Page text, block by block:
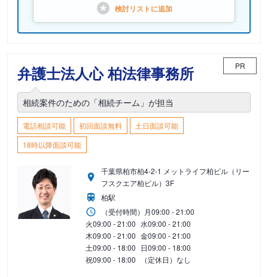
検討リストに追加
弁護士法人心 柏法律事務所 PR
相続案件のための「相続チーム」が担当
電話相談可能 初回面談無料
土日面談可能
18時以降面談可能
千葉県柏市柏4-2-1 メットライフ柏ビル（リー
フスクエア柏ビル）3F
柏駅
（受付時間） 月09:00 - 21:00
火09:00 - 21:00 水09:00 - 21:00
木09:00 - 21:00 金09:00 - 21:00
土09:00 - 18:00 日09:00 - 18:00
祝09:00 - 18:00 （定休日）なし